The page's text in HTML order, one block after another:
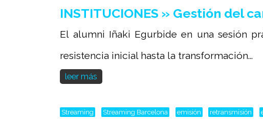
INSTITUCIONES » Gestión del
El alumni Iñaki Egurbide en una sesión
resistencia inicial hasta la transformación...
leer más
Streaming Streaming Barcelona emisión retransmisión